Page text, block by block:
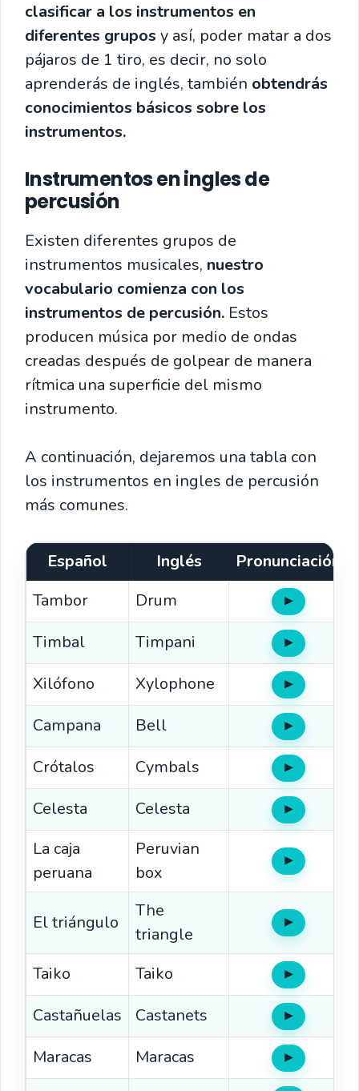
clasificar a los instrumentos en
diferentes grupos y así, poder matar a dos
pájaros de 1 tiro, es decir, no solo
aprenderás de inglés, también obtendrás
conocimientos básicos sobre los
instrumentos.
Instrumentos en ingles de
percusión
Existen diferentes grupos de
instrumentos musicales, nuestro
vocabulario comienza con los
instrumentos de percusión. Estos
producen música por medio de ondas
creadas después de golpear de manera
rítmica una superficie del mismo
instrumento.
A continuación, dejaremos una tabla con
los instrumentos en ingles de percusión
más comunes.
Español Inglés
Pronunciación
Tambor
Drum ▶Oír
Timbal Timpani ▶Oír
Xilófono Xylophone ▶Oír
Campana Bell ▶Oír
Crótalos Cymbals ▶Oír
Celesta Celesta ▶Oír
La caja
peruana
Peruvian
box
▶Oír
El triángulo
The
triangle
▶Oír
Taiko Taiko ▶Oír
Castañuelas Castanets ▶Oír
Maracas Maracas ▶Oír